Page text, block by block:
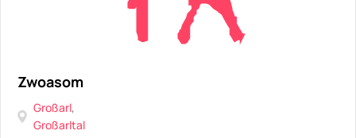
Zwoasom
Großarl,
Großarltal